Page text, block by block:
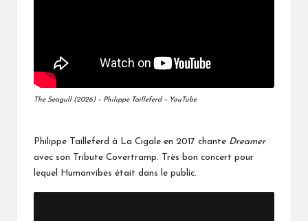
The Seagull (2026) – Philippe Tailleferd – YouTube
Philippe Tailleferd à La Cigale en 2017 chante Dreamer
avec son Tribute Covertramp. Très bon concert pour
lequel Humanvibes était dans le public.